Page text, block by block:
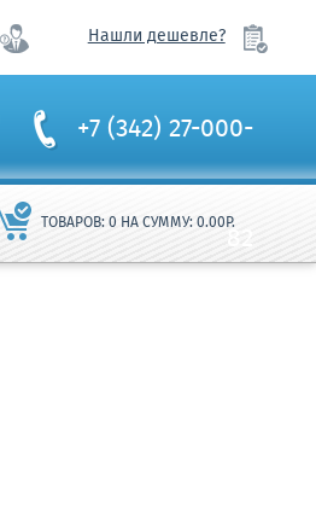
Нашли дешевле?
+7 (342) 27-000-
82
ТОВАРОВ:0 НА СУММУ:0.00Р.